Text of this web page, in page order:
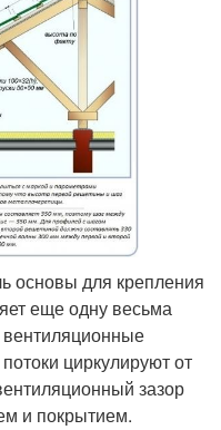
основы для крепления
еще одну весьма
циркулируют от
зазор
и покрытием.